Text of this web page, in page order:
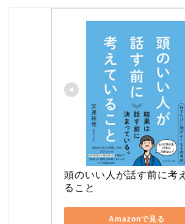
頭のいい人が話す前に考
ること
Amazonで見る